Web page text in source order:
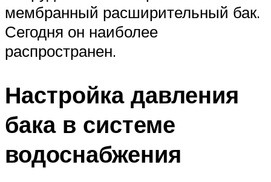
мембранный расширительный бак.
Сегодня он наиболее
распространен.
Настройка давления
бака в системе
водоснабжения